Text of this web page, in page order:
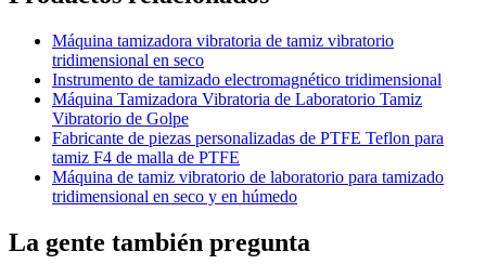
Máquina tamizadora vibratoria de tamiz vibratorio
tridimensional en seco
Instrumento de tamizado electromagnético tridimensional
Máquina Tamizadora Vibratoria de Laboratorio Tamiz
Vibratorio de Golpe
Fabricante de piezas personalizadas de PTFE Teflon para
tamiz F4 de malla de PTFE
Máquina de tamiz vibratorio de laboratorio para tamizado
tridimensional en seco y en húmedo
La gente también pregunta